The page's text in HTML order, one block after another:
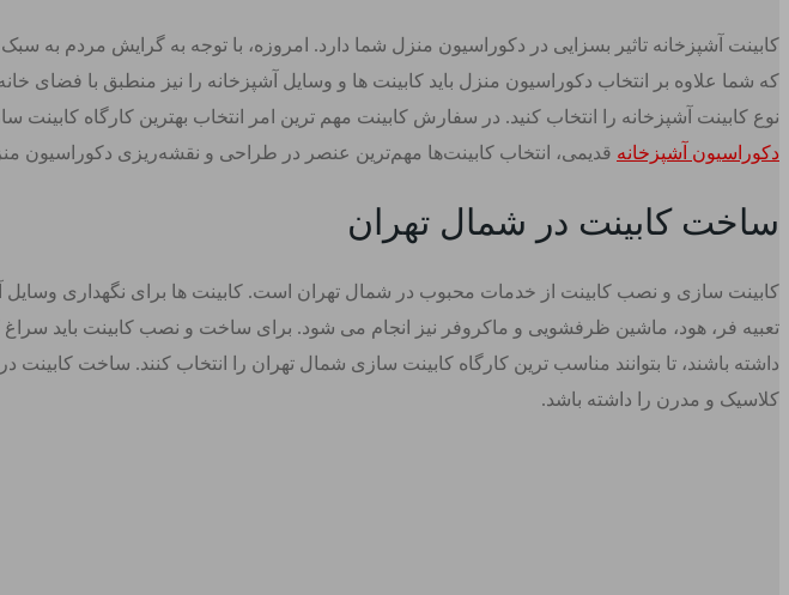
کابینت آشپزخانه تاثیر بسزایی در دکوراسیون منزل شما دارد. امروزه، با توجه به گرایش مردم
که شما علاوه بر انتخاب دکوراسیون منزل باید کابینت‌ ها و وسایل آشپزخانه را نیز منطبق با فضای
نوع کابینت آشپزخانه را انتخاب کنید. در سفارش کابینت مهم ترین امر انتخاب بهترین کارگاه
دکوراسیون آشپزخانه قدیمی، انتخاب کابینت‌ها مهم‌ترین عنصر در طراحی و نقشه‌ریزی دکوراسیون
ساخت کابینت در شمال تهران
کابینت سازی و نصب کابینت از خدمات محبوب در شمال تهران است. کابینت ها برای نگهداری وسایل
تعبیه فر، هود، ماشین ظرفشویی و ماکروفر نیز انجام می شود. برای ساخت و نصب کابینت باید
داشته باشند، تا بتوانند مناسب ترین کارگاه کابینت سازی شمال تهران را انتخاب کنند. ساخت
کلاسیک و مدرن را داشته باشد.